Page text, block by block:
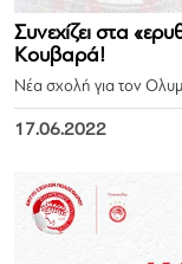
Συνεχίζει στα
Κουβαρά!
Νέα σχολή για τον
17.06.2022